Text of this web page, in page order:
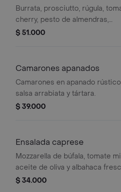
Burrata, prosciutto, rúgula,
cherry, pesto de almendras,
reducción de balsámico y
$ 51.000
Camarones apanados
Camarones en apanado
salsa arrabiata y tártara.
$ 39.000
Ensalada caprese
Mozzarella de búfala, tomate
aceite de oliva y albahaca
$ 34.000